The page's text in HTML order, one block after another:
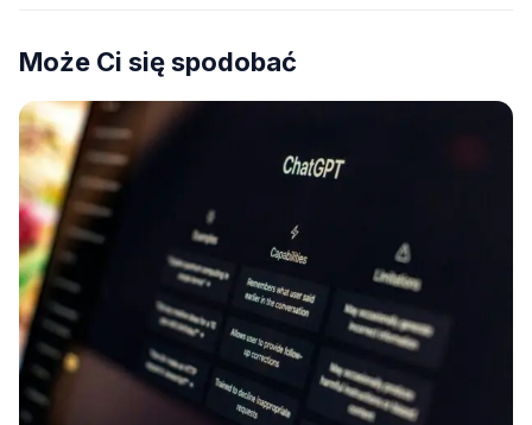
Może Ci się spodobać